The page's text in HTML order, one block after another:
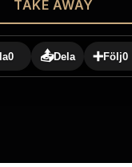
TAKE AWAY
0 📤Dela ➕Följ0